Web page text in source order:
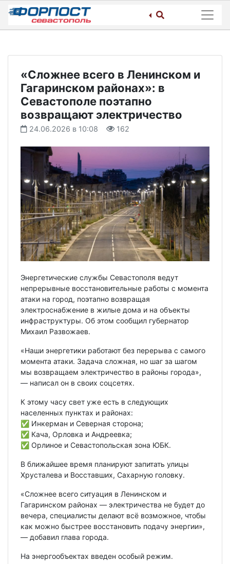
Skip
content
«Сложнее всего в Ленинском и
Гагаринском районах»: в
Севастополе поэтапно
возвращают электричество
24.06.2026 в 10:08 162
Энергетические службы Севастополя ведут
непрерывные восстановительные работы с момента
атаки на город, поэтапно возвращая
электроснабжение в жилые дома и на объекты
инфраструктуры. Об этом сообщил губернатор
Михаил Развожаев.
«Наши энергетики работают без перерыва с самого
момента атаки. Задача сложная, но шаг за шагом
мы возвращаем электричество в районы города»,
— написал он в своих соцсетях.
К этому часу свет уже есть в следующих
населенных пунктах и районах:
✅ Инкерман и Северная сторона;
✅ Кача, Орловка и Андреевка;
✅ Орлиное и Севастопольская зона ЮБК.
В ближайшее время планируют запитать улицы
Хрусталева и Восставших, Сахарную головку.
«Сложнее всего ситуация в Ленинском и
Гагаринском районах — электричества не будет до
вечера, специалисты делают всё возможное, чтобы
как можно быстрее восстановить подачу энергии»,
— добавил глава города.
На энергообъектах введен особый режим.